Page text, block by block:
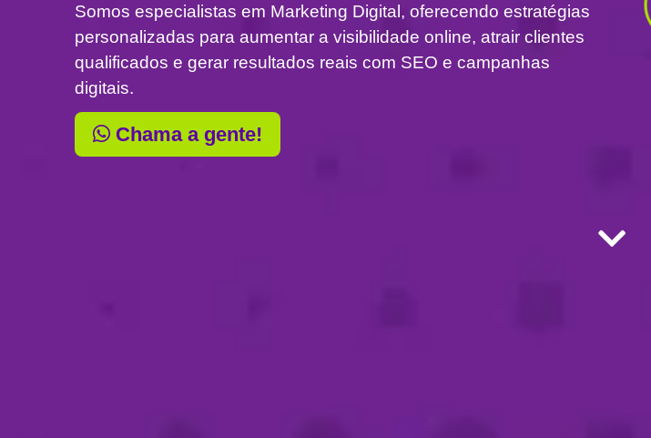
Somos especialistas em Marketing Digital, oferecendo estratégias
personalizadas para aumentar a visibilidade online, atrair clientes
qualificados e gerar resultados reais com SEO e campanhas
digitais.
Chama a gente!